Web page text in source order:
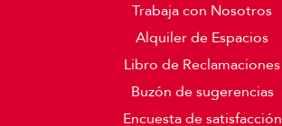
Trabaja con Nosotros
Alquiler de Espacios
Libro de Reclamaciones
Buzón de sugerencias
Encuesta de satisfacción